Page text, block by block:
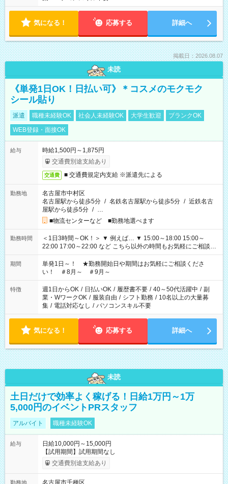
気になる！ 応募する 詳細へ
掲載日：2026.08.07
未読
《単発1日OK！日払い可》＊コスメのモクモク
シール貼り
派遣 職種未経験OK 社会人未経験OK 大学生歓迎
ブランクOK
WEB登録・面接OK
給与
時給1,500円～1,875円
交通費別途支給あり
交通費 ■ 交通費規定内支給 ※派遣先による
勤務地
名古屋市中村区
名古屋駅から徒歩5分 / 名鉄名古屋駅から徒歩5分 / 近鉄名古
屋駅から徒歩5分 / …
■物流センターなど ■勤務地選べます
勤務時間
＜1日3時間～OK！＞ ▼ 例えば… ▼ 15:00～18:00 15:00～
22:00 17:00～22:00 など こちら以外の時間もお気軽にご相談く
ださい！
期間
単発1日～！ ★勤務開始日や期間はお気軽にご相談くださ
い！ ＃8月～ ＃9月～
特徴 週1日からOK / 日払いOK / 履歴書不要 / 40～50代活躍中 / 副
業・WワークOK / 服装自由 / シフト勤務 / 10名以上の大量募
集 / 電話対応なし / パソコンスキル不要
気になる！ 応募する 詳細へ
未読
土日だけで効率よく稼げる！日給1万円～1万
5,000円のイベントPRスタッフ
アルバイト 職種未経験OK
給与
日給10,000円～15,000円
【試用期間】試用期間なし
交通費別途支給あり
勤務地
名古屋市千種区